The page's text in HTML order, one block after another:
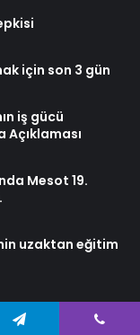
için son 3 gün
iş gücü
Mesot 19.
uzaktan eğitim